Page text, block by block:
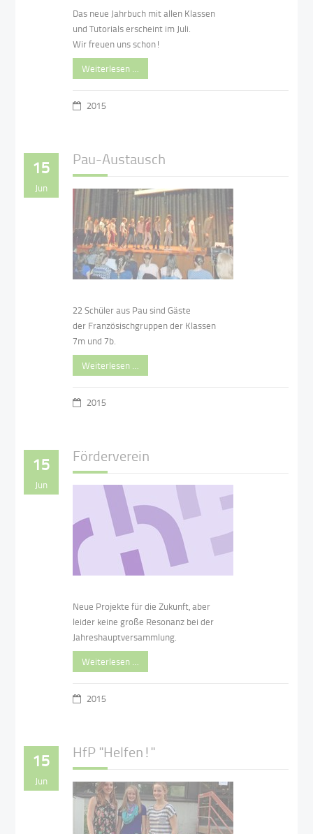
Das neue Jahrbuch mit allen Klassen
und Tutorials erscheint im Juli.
Wir freuen uns schon!
Weiterlesen …
2015
15
Jun
Pau-Austausch
22 Schüler aus Pau sind Gäste
der Französischgruppen der Klassen
7m und 7b.
Weiterlesen …
2015
15
Jun
Förderverein
Neue Projekte für die Zukunft, aber
leider keine große Resonanz bei der
Jahreshauptversammlung.
Weiterlesen …
2015
15
Jun
HfP "Helfen!"